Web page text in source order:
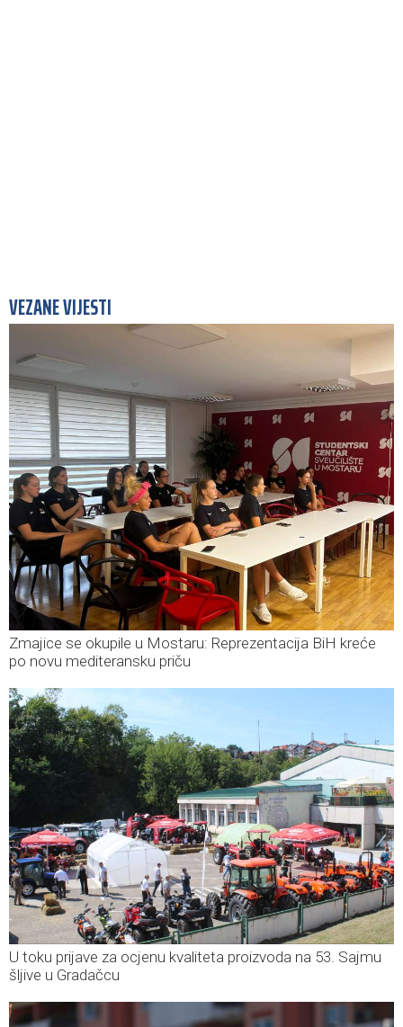
VEZANE VIJESTI
Zmajice se okupile u Mostaru: Reprezentacija BiH kreće
po novu mediteransku priču
U toku prijave za ocjenu kvaliteta proizvoda na 53. Sajmu
šljive u Gradačcu